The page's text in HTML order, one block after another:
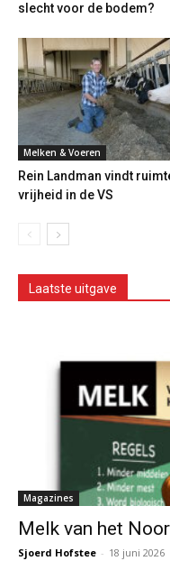
slecht voor de bodem?
Melken & Voeren
Rein Landman vindt
vrijheid in de VS
Laatste uitgave
Magazines
Melk van het
Sjoerd Hofstee - 18 juni 2026